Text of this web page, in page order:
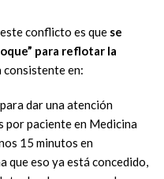
conflicto es que se
para reflotar la
consistente en:
para dar una atención
por paciente en Medicina
15 minutos en
que eso ya está concedido,